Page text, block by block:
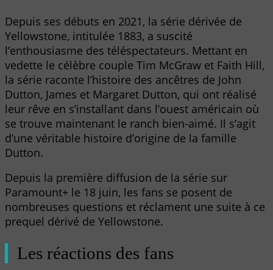
Depuis ses débuts en 2021, la série dérivée de
Yellowstone, intitulée 1883, a suscité
l’enthousiasme des téléspectateurs. Mettant en
vedette le célèbre couple Tim McGraw et Faith Hill,
la série raconte l’histoire des ancêtres de John
Dutton, James et Margaret Dutton, qui ont réalisé
leur rêve en s’installant dans l’ouest américain où
se trouve maintenant le ranch bien-aimé. Il s’agit
d’une véritable histoire d’origine de la famille
Dutton.
Depuis la première diffusion de la série sur
Paramount+ le 18 juin, les fans se posent de
nombreuses questions et réclament une suite à ce
prequel dérivé de Yellowstone.
Les réactions des fans